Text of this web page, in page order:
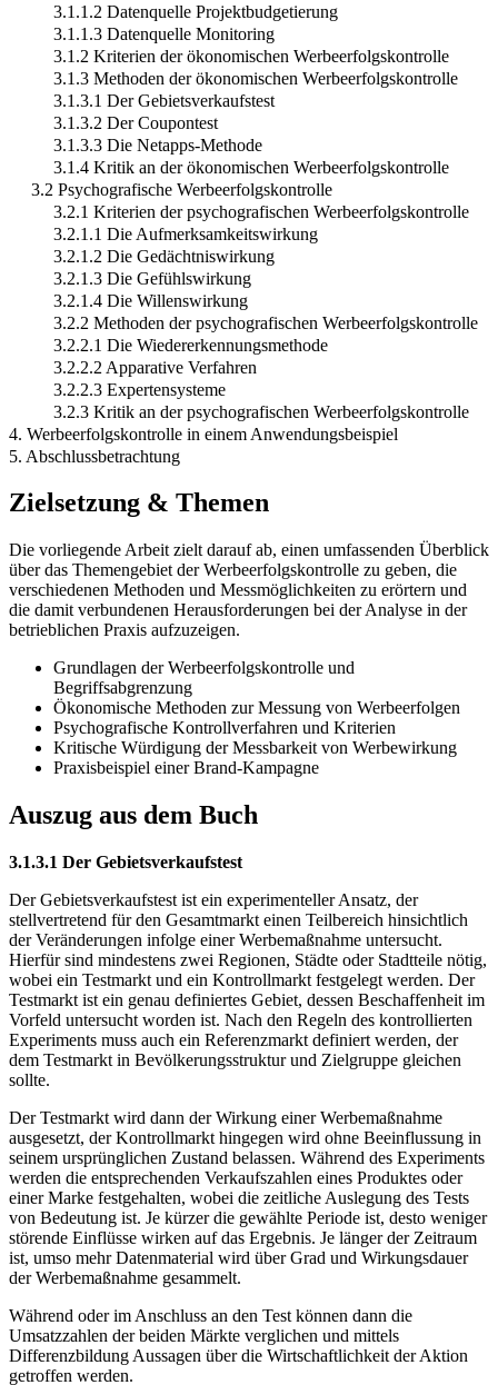
3.1.1.2 Datenquelle Projektbudgetierung
3.1.1.3 Datenquelle Monitoring
3.1.2 Kriterien der ökonomischen Werbeerfolgskontrolle
3.1.3 Methoden der ökonomischen Werbeerfolgskontrolle
3.1.3.1 Der Gebietsverkaufstest
3.1.3.2 Der Coupontest
3.1.3.3 Die Netapps-Methode
3.1.4 Kritik an der ökonomischen Werbeerfolgskontrolle
3.2 Psychografische Werbeerfolgskontrolle
3.2.1 Kriterien der psychografischen Werbeerfolgskontrolle
3.2.1.1 Die Aufmerksamkeitswirkung
3.2.1.2 Die Gedächtniswirkung
3.2.1.3 Die Gefühlswirkung
3.2.1.4 Die Willenswirkung
3.2.2 Methoden der psychografischen Werbeerfolgskontrolle
3.2.2.1 Die Wiedererkennungsmethode
3.2.2.2 Apparative Verfahren
3.2.2.3 Expertensysteme
3.2.3 Kritik an der psychografischen Werbeerfolgskontrolle
4. Werbeerfolgskontrolle in einem Anwendungsbeispiel
5. Abschlussbetrachtung
Zielsetzung & Themen
Die vorliegende Arbeit zielt darauf ab, einen umfassenden Überblick
über das Themengebiet der Werbeerfolgskontrolle zu geben, die
verschiedenen Methoden und Messmöglichkeiten zu erörtern und
die damit verbundenen Herausforderungen bei der Analyse in der
betrieblichen Praxis aufzuzeigen.
Grundlagen der Werbeerfolgskontrolle und
Begriffsabgrenzung
Ökonomische Methoden zur Messung von Werbeerfolgen
Psychografische Kontrollverfahren und Kriterien
Kritische Würdigung der Messbarkeit von Werbewirkung
Praxisbeispiel einer Brand-Kampagne
Auszug aus dem Buch
3.1.3.1 Der Gebietsverkaufstest
Der Gebietsverkaufstest ist ein experimenteller Ansatz, der
stellvertretend für den Gesamtmarkt einen Teilbereich hinsichtlich
der Veränderungen infolge einer Werbemaßnahme untersucht.
Hierfür sind mindestens zwei Regionen, Städte oder Stadtteile nötig,
wobei ein Testmarkt und ein Kontrollmarkt festgelegt werden. Der
Testmarkt ist ein genau definiertes Gebiet, dessen Beschaffenheit im
Vorfeld untersucht worden ist. Nach den Regeln des kontrollierten
Experiments muss auch ein Referenzmarkt definiert werden, der
dem Testmarkt in Bevölkerungsstruktur und Zielgruppe gleichen
sollte.
Der Testmarkt wird dann der Wirkung einer Werbemaßnahme
ausgesetzt, der Kontrollmarkt hingegen wird ohne Beeinflussung in
seinem ursprünglichen Zustand belassen. Während des Experiments
werden die entsprechenden Verkaufszahlen eines Produktes oder
einer Marke festgehalten, wobei die zeitliche Auslegung des Tests
von Bedeutung ist. Je kürzer die gewählte Periode ist, desto weniger
störende Einflüsse wirken auf das Ergebnis. Je länger der Zeitraum
ist, umso mehr Datenmaterial wird über Grad und Wirkungsdauer
der Werbemaßnahme gesammelt.
Während oder im Anschluss an den Test können dann die
Umsatzzahlen der beiden Märkte verglichen und mittels
Differenzbildung Aussagen über die Wirtschaftlichkeit der Aktion
getroffen werden.